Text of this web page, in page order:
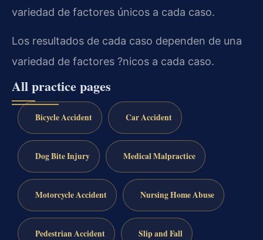
variedad de factores únicos a cada caso.
Los resultados de cada caso dependen de una
variedad de factores ?nicos a cada caso.
All practice pages
Bicycle Accident Car Accident
Dog Bite Injury Medical Malpractice
Motorcycle Accident Nursing Home Abuse
Pedestrian Accident Slip and Fall